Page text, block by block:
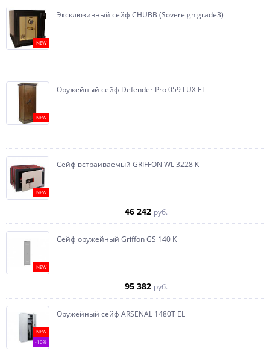
NEW
Эксклюзивный сейф CHUBB (Sovereign grade3)
NEW
Оружейный сейф Defender Pro 059 LUX EL
NEW
Сейф встраиваемый GRIFFON WL 3228 K
46 242 руб.
NEW
Сейф оружейный Griffon GS 140 K
95 382 руб.
NEW
-10%
Оружейный сейф ARSENAL 1480Т EL